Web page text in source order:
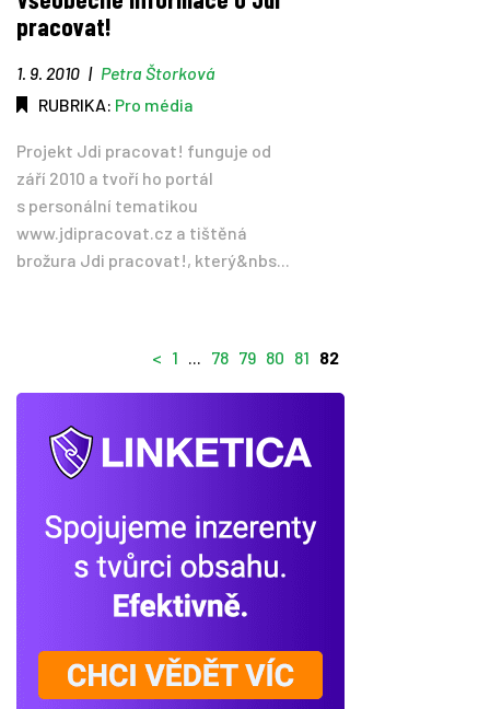
pracovat!
1. 9. 2010 | Petra Štorková
RUBRIKA: Pro média
Projekt Jdi pracovat! funguje od
září 2010 a tvoří ho portál
s personální tematikou
www.jdipracovat.cz a tištěná
brožura Jdi pracovat!, který&nbs...
< 1 ... 78 79 80 81 82